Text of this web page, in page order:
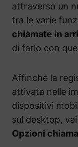
attraverso un
tra le varie
chiamate in
di farlo con
Affinché la
attivata nelle
dispositivi
sul desktop,
Opzioni